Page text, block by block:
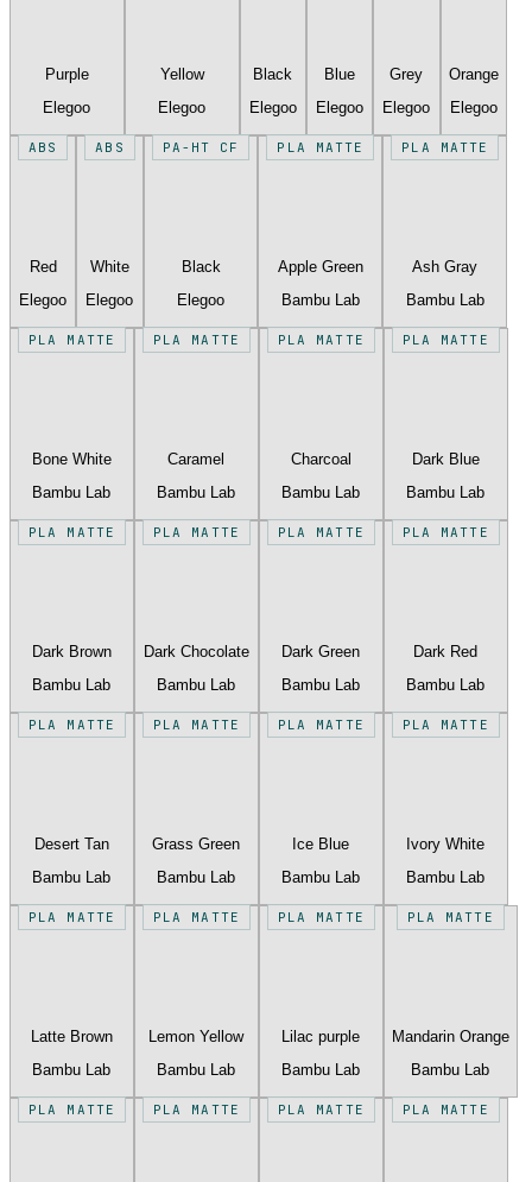
Purple
Elegoo
Yellow
Elegoo
Black
Elegoo
Blue
Elegoo
Grey
Elegoo
Orange
Elegoo
ABS
Red
Elegoo
ABS
White
Elegoo
PA-HT CF
Black
Elegoo
PLA MATTE
Apple Green
Bambu Lab
PLA MATTE
Ash Gray
Bambu Lab
PLA MATTE
Bone White
Bambu Lab
PLA MATTE
Caramel
Bambu Lab
PLA MATTE
Charcoal
Bambu Lab
PLA MATTE
Dark Blue
Bambu Lab
PLA MATTE
Dark Brown
Bambu Lab
PLA MATTE
Dark Chocolate
Bambu Lab
PLA MATTE
Dark Green
Bambu Lab
PLA MATTE
Dark Red
Bambu Lab
PLA MATTE
Desert Tan
Bambu Lab
PLA MATTE
Grass Green
Bambu Lab
PLA MATTE
Ice Blue
Bambu Lab
PLA MATTE
Ivory White
Bambu Lab
PLA MATTE
Latte Brown
Bambu Lab
PLA MATTE
Lemon Yellow
Bambu Lab
PLA MATTE
Lilac purple
Bambu Lab
PLA MATTE
Mandarin Orange
Bambu Lab
PLA MATTE PLA MATTE PLA MATTE PLA MATTE